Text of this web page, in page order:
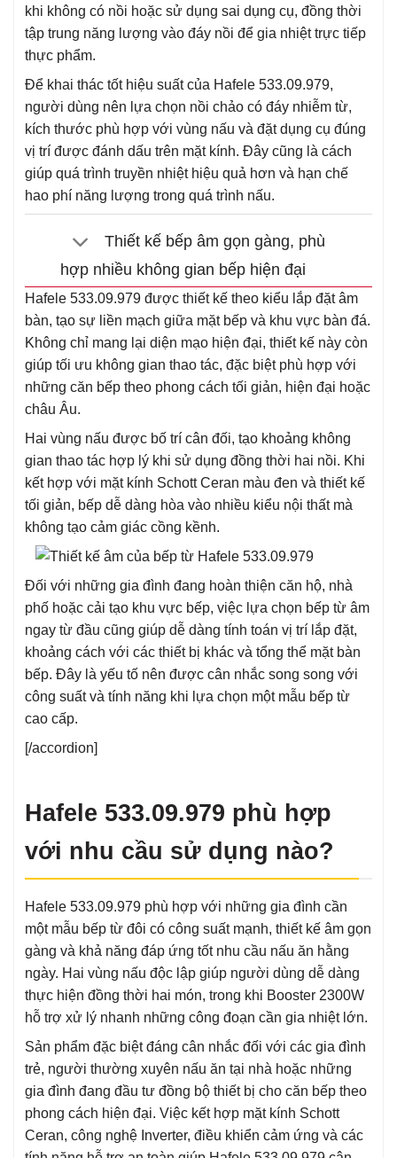
khi không có nồi hoặc sử dụng sai dụng cụ, đồng thời
tập trung năng lượng vào đáy nồi để gia nhiệt trực tiếp
thực phẩm.
Để khai thác tốt hiệu suất của Hafele 533.09.979,
người dùng nên lựa chọn nồi chảo có đáy nhiễm từ,
kích thước phù hợp với vùng nấu và đặt dụng cụ đúng
vị trí được đánh dấu trên mặt kính. Đây cũng là cách
giúp quá trình truyền nhiệt hiệu quả hơn và hạn chế
hao phí năng lượng trong quá trình nấu.
Thiết kế bếp âm gọn gàng, phù
hợp nhiều không gian bếp hiện đại
Hafele 533.09.979 được thiết kế theo kiểu lắp đặt âm
bàn, tạo sự liền mạch giữa mặt bếp và khu vực bàn đá.
Không chỉ mang lại diện mạo hiện đại, thiết kế này còn
giúp tối ưu không gian thao tác, đặc biệt phù hợp với
những căn bếp theo phong cách tối giản, hiện đại hoặc
châu Âu.
Hai vùng nấu được bố trí cân đối, tạo khoảng không
gian thao tác hợp lý khi sử dụng đồng thời hai nồi. Khi
kết hợp với mặt kính Schott Ceran màu đen và thiết kế
tối giản, bếp dễ dàng hòa vào nhiều kiểu nội thất mà
không tạo cảm giác cồng kềnh.
Đối với những gia đình đang hoàn thiện căn hộ, nhà
phố hoặc cải tạo khu vực bếp, việc lựa chọn bếp từ âm
ngay từ đầu cũng giúp dễ dàng tính toán vị trí lắp đặt,
khoảng cách với các thiết bị khác và tổng thể mặt bàn
bếp. Đây là yếu tố nên được cân nhắc song song với
công suất và tính năng khi lựa chọn một mẫu bếp từ
cao cấp.
[/accordion]
Hafele 533.09.979 phù hợp
với nhu cầu sử dụng nào?
Hafele 533.09.979 phù hợp với những gia đình cần
một mẫu bếp từ đôi có công suất mạnh, thiết kế âm gọn
gàng và khả năng đáp ứng tốt nhu cầu nấu ăn hằng
ngày. Hai vùng nấu độc lập giúp người dùng dễ dàng
thực hiện đồng thời hai món, trong khi Booster 2300W
hỗ trợ xử lý nhanh những công đoạn cần gia nhiệt lớn.
Sản phẩm đặc biệt đáng cân nhắc đối với các gia đình
trẻ, người thường xuyên nấu ăn tại nhà hoặc những
gia đình đang đầu tư đồng bộ thiết bị cho căn bếp theo
phong cách hiện đại. Việc kết hợp mặt kính Schott
Ceran, công nghệ Inverter, điều khiển cảm ứng và các